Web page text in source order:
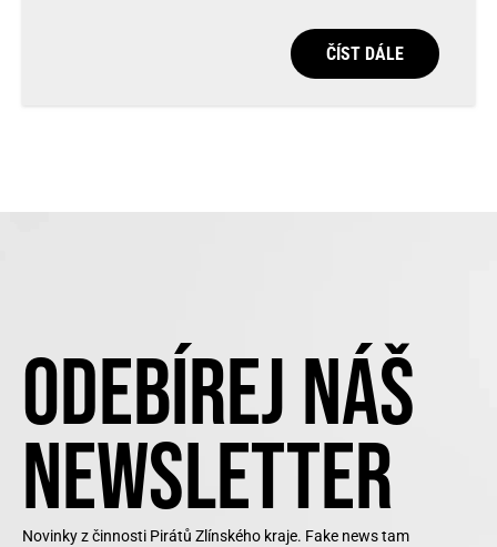
ČÍST DÁLE
ODEBÍREJ NÁŠ
NEWSLETTER
Novinky z činnosti Pirátů Zlínského kraje. Fake news tam